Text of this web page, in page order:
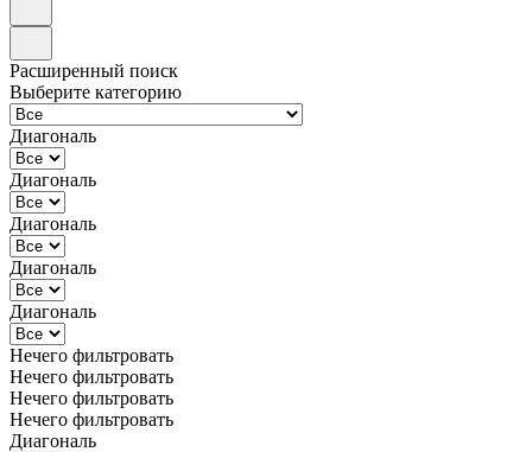
Расширенный поиск
Выберите категорию
Диагональ
Диагональ
Диагональ
Диагональ
Диагональ
Нечего фильтровать
Нечего фильтровать
Нечего фильтровать
Нечего фильтровать
Диагональ